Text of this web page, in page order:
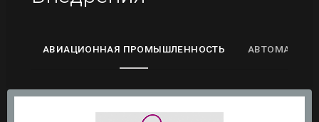
АВИАЦИОННАЯ ПРОМЫШЛЕННОСТЬ